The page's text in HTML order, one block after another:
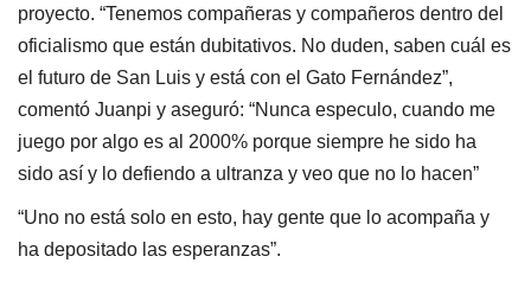
proyecto. “Tenemos compañeras y compañeros dentro del
oficialismo que están dubitativos. No duden, saben cuál es
el futuro de San Luis y está con el Gato Fernández”,
comentó Juanpi y aseguró: “Nunca especulo, cuando me
juego por algo es al 2000% porque siempre he sido ha
sido así y lo defiendo a ultranza y veo que no lo hacen”
“Uno no está solo en esto, hay gente que lo acompaña y
ha depositado las esperanzas”.